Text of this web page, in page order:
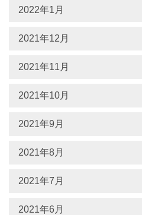
2022年1月
2021年12月
2021年11月
2021年10月
2021年9月
2021年8月
2021年7月
2021年6月